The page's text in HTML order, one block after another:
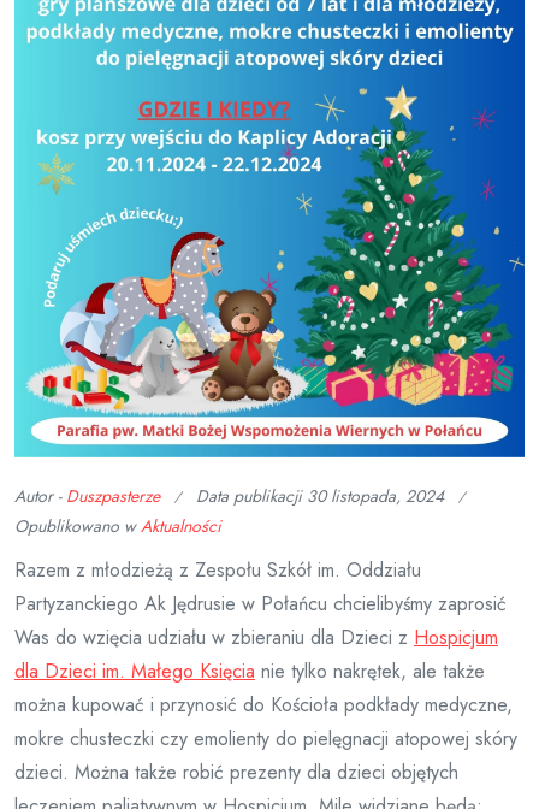
Autor - Duszpasterze Data publikacji 30 listopada, 2024
Opublikowano wAktualności
Razem z młodzieżą z Zespołu Szkół im. Oddziału
Partyzanckiego Ak Jędrusie w Połańcu chcielibyśmy zaprosić
Was do wzięcia udziału w zbieraniu dla Dzieci z Hospicjum
dla Dzieci im. Małego Księcia nie tylko nakrętek, ale także
można kupować i przynosić do Kościoła podkłady medyczne,
mokre chusteczki czy emolienty do pielęgnacji atopowej skóry
dzieci. Można także robić prezenty dla dzieci objętych